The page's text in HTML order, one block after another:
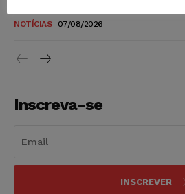
NOTÍCIAS 07/08/2026
Inscreva-se
INSCREVER